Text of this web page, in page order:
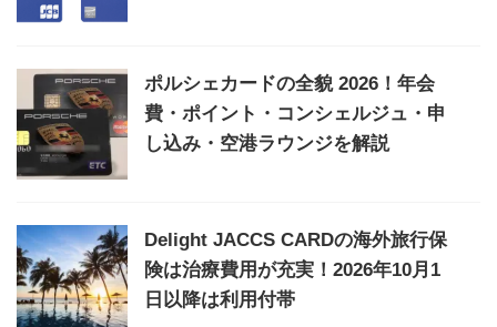
ポルシェカードの全貌 2026！年会
費・ポイント・コンシェルジュ・申
し込み・空港ラウンジを解説
Delight JACCS CARDの海外旅行保
険は治療費用が充実！2026年10月1
日以降は利用付帯